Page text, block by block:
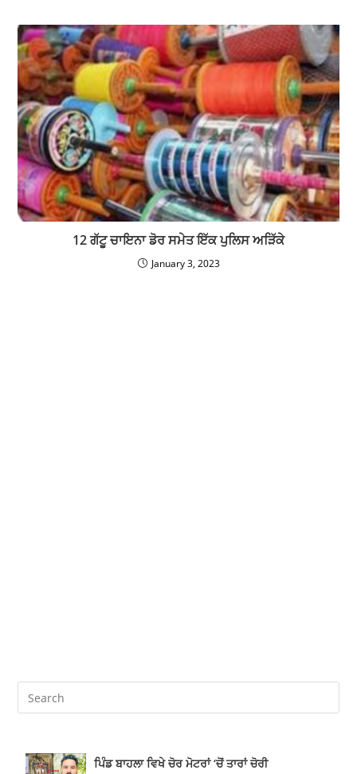
12 ਗੱਟੂ ਚਾਇਨਾ ਡੋਰ ਸਮੇਤ ਇੱਕ ਪੁਲਿਸ ਅੜਿੱਕੇ
January 3, 2023
ਪਿੰਡ ਬਾਹਲਾ ਵਿਖੇ ਚੋਰ ਮੋਟਰਾਂ ‘ਚੋਂ ਤਾਰਾਂ ਚੋਰੀ